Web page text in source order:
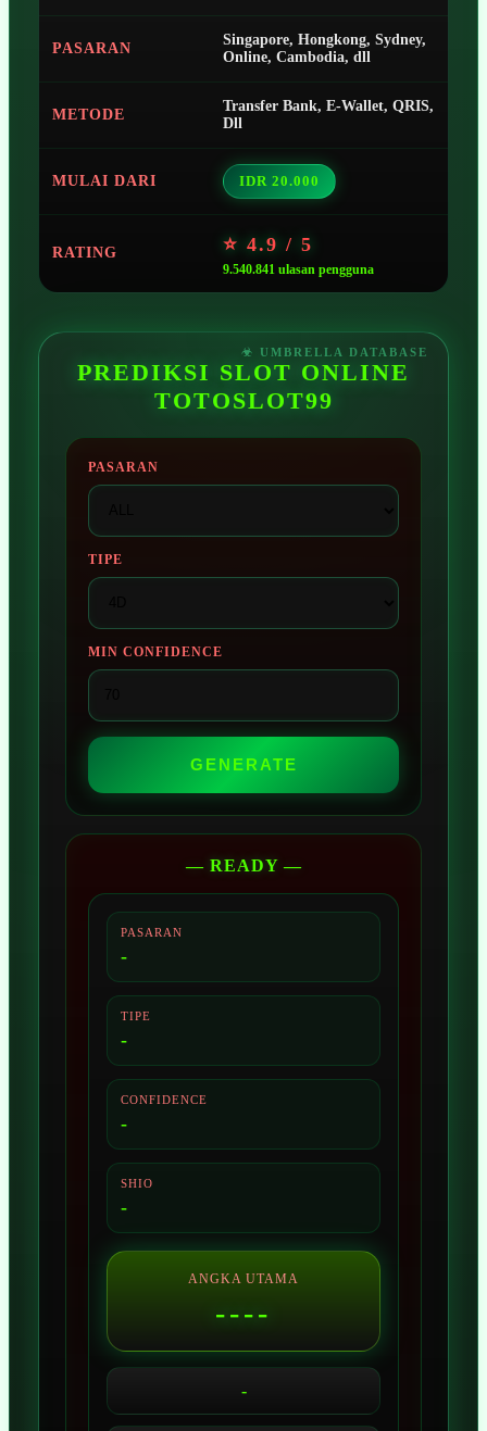
PASARAN
Singapore, Hongkong, Sydney,
Online, Cambodia, dll
METODE
Transfer Bank, E-Wallet, QRIS,
Dll
MULAI DARI IDR 20.000
RATING ⭐ 4.9 / 5
9.540.841 ulasan pengguna
PREDIKSI SLOT ONLINE
TOTOSLOT99
PASARAN
TIPE
MIN CONFIDENCE
GENERATE
— READY —
PASARAN
-
TIPE
-
CONFIDENCE
-
SHIO
-
ANGKA UTAMA
----
-